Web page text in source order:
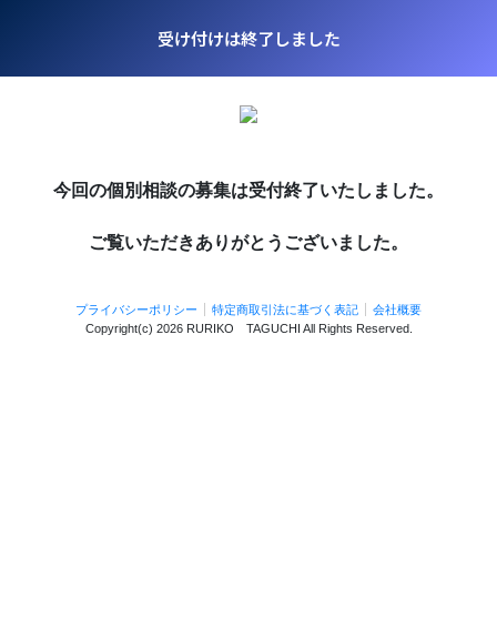
受け付けは終了しました
今回の個別相談の募集は受付終了いたしました。
ご覧いただきありがとうございました。
プライバシーポリシー 特定商取引法に基づく表記
会社概要
Copyright(c) 2026 RURIKO TAGUCHI All Rights Reserved.